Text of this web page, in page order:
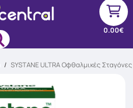
0.00€
/ SYSTANE ULTRA Οφθαλμικές